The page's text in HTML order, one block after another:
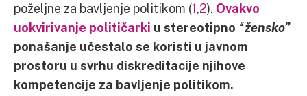
poželjne za bavljenje politikom (1,2). Ovakvo
uokvirivanje političarki u stereotipno “žensko”
ponašanje učestalo se koristi u javnom
prostoru u svrhu diskreditacije njihove
kompetencije za bavljenje politikom.